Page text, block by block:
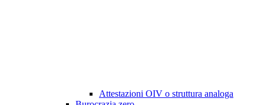
Attestazioni OIV o struttura analoga